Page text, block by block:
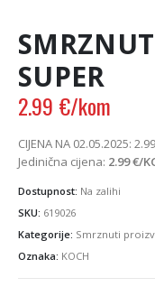
SUPER
2.99 €/kom
CIJENA NA 02.05.2025: 2.99
Jedinična cijena: 2.99€/
Dostupnost: Na zalihi
SKU: 619026
Kategorije: Smrznuti
Oznaka: KOCH